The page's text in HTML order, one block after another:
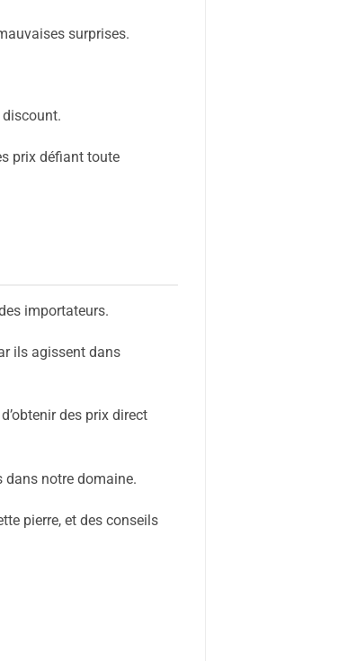
surprises.
prix défiant toute
importateurs.
ils agissent dans
des prix direct
dans notre domaine.
pierre, et des conseils